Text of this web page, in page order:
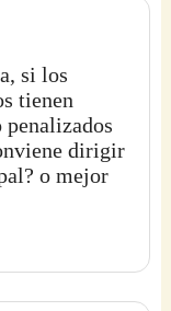
si los
tienen
penalizados
dirigir
o mejor